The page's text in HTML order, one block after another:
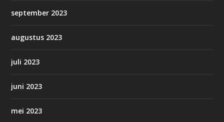
september 2023
augustus 2023
juli 2023
juni 2023
mei 2023